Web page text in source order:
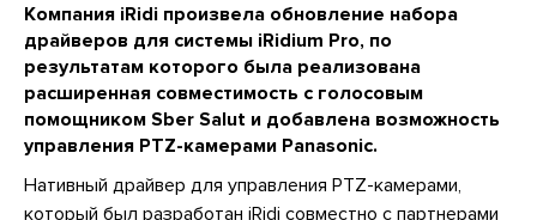
Компания iRidi произвела обновление набора
драйверов для системы iRidium Pro, по
результатам которого была реализована
расширенная совместимость с голосовым
помощником Sber Salut и добавлена возможность
управления PTZ-камерами Panasonic.
Нативный драйвер для управления PTZ-камерами,
который был разработан iRidi совместно с партнерами